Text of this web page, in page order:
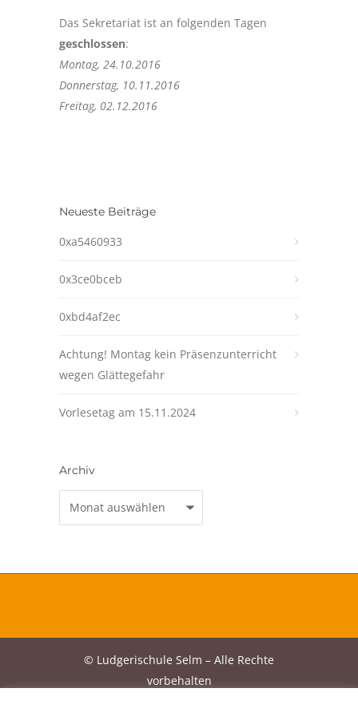
Das Sekretariat ist an folgenden Tagen
geschlossen:
Montag, 24.10.2016
Donnerstag, 10.11.2016
Freitag, 02.12.2016
Neueste Beiträge
0xa5460933
0x3ce0bceb
0xbd4af2ec
Achtung! Montag kein Präsenzunterricht
wegen Glättegefahr
Vorlesetag am 15.11.2024
Archiv
© Ludgerischule Selm – Alle Rechte
vorbehalten